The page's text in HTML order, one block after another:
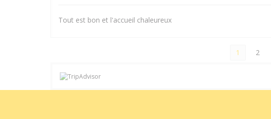
Tout est bon et l'accueil chaleureux
1 2